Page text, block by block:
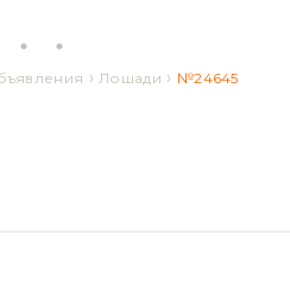
›Лошади › №24645